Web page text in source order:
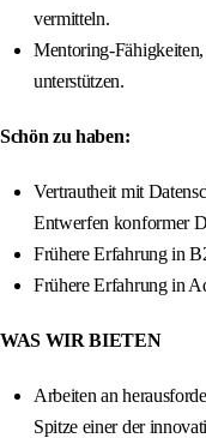
vermitteln.
Mentoring-Fähigkeiten,
unterstützen.
Schön zu haben:
Vertrautheit mit
Entwerfen konformer
Frühere Erfahrung in
Frühere Erfahrung in
WAS WIR BIETEN
Arbeiten an
Spitze einer der